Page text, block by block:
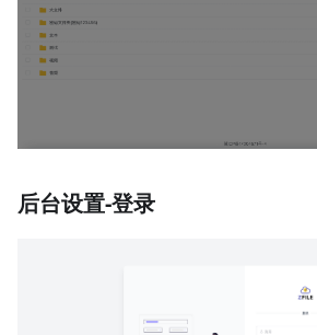
后台设置-登录